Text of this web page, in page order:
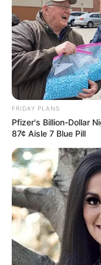
PRIX DE
QUINTE 17-02-
Pronostic et
Quarté
VILLE DE
FRIDAY PLANS
Pfizer's Billion-Dollar
87¢ Aisle 7 Blue Pill